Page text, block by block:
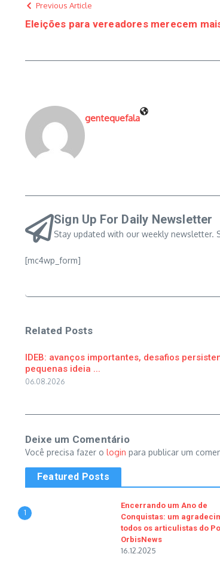
Previous Article
Eleições para vereadores merecem
gentequefala
Sign Up For Daily Newsletter
Stay updated with our weekly newsletter.
[mc4wp_form]
Related Posts
IDEB: avanços importantes, desafios
pequenas ideia ...
06.08.2026
Deixe um Comentário
Você precisa fazer o login para publicar um
Featured Posts
1
Encerrando um Ano de
Conquistas: um
todos os articulistas do
OrbisNews
16.12.2025